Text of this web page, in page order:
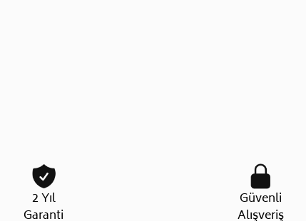
2 Yıl
Garanti
Güvenli
Alışveriş